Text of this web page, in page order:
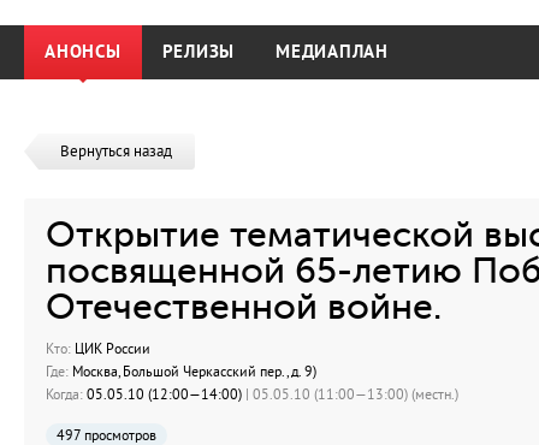
АНОНСЫ РЕЛИЗЫ МЕДИАПЛАН
Вернуться назад
Открытие тематической
посвященной 65-летию
Отечественной войне.
Кто: ЦИК России
Где: Москва, Большой Черкасский пер., д. 9)
Когда: 05.05.10 (12:00—14:00) | 05.05.10 (11:00—13:00) (местн.)
497 просмотров